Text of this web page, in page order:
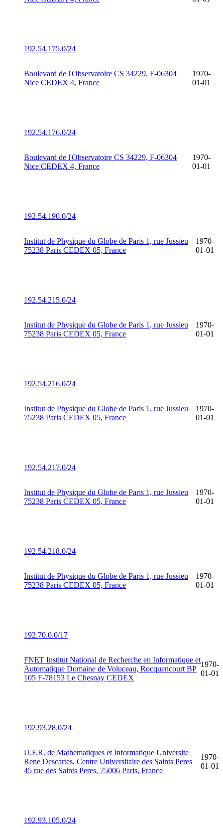
192.54.175.0/24
Boulevard de l'Observatoire CS 34229, F-06304
Nice CEDEX 4, France
1970-
01-01
192.54.176.0/24
Boulevard de l'Observatoire CS 34229, F-06304
Nice CEDEX 4, France
1970-
01-01
192.54.190.0/24
Institut de Physique du Globe de Paris 1, rue Jussieu
75238 Paris CEDEX 05, France
1970-
01-01
192.54.215.0/24
Institut de Physique du Globe de Paris 1, rue Jussieu
75238 Paris CEDEX 05, France
1970-
01-01
192.54.216.0/24
Institut de Physique du Globe de Paris 1, rue Jussieu
75238 Paris CEDEX 05, France
1970-
01-01
192.54.217.0/24
Institut de Physique du Globe de Paris 1, rue Jussieu
75238 Paris CEDEX 05, France
1970-
01-01
192.54.218.0/24
Institut de Physique du Globe de Paris 1, rue Jussieu
75238 Paris CEDEX 05, France
1970-
01-01
192.70.0.0/17
FNET Institut National de Recherche en Informatique et
Automatique Domaine de Voluceau, Rocquencourt BP
105 F-78153 Le Chesnay CEDEX
1970-
01-01
192.93.28.0/24
U.F.R. de Mathematiques et Informatique Universite
Rene Descartes, Centre Universitaire des Saints Peres
45 rue des Saints Peres, 75006 Paris, France
1970-
01-01
192.93.105.0/24